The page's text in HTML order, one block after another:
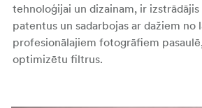
tehnoloģijai un dizainam, ir
patentus un sadarbojas ar dažiem no
profesionālajiem fotogrāfiem
optimizētu filtrus.